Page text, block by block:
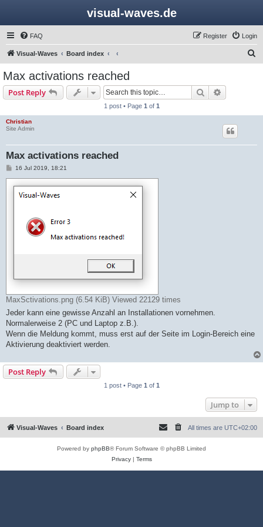
visual-waves.de
FAQ Login
Register
Visual-Waves Board index
Max activations reached
Post Reply Search
1 post • Page 1 of 1
Christian
Site Admin
Max activations reached
P
t
16 Jul 2019, 18:21
MaxSctivations.png (6.54 KiB) Viewed 22129 times
Jeder kann eine gewisse Anzahl an Installationen vornehmen.
Normalerweise 2 (PC und Laptop z.B.).
Wenn die Meldung kommt, muss erst auf der Seite im Login-Bereich eine
Aktivierung deaktiviert werden.
Post Reply
1 post • Page 1 of 1
Jump to
Visual-Waves Board index All times are UTC+02:00
Powered by phpBB® Forum Software © phpBB Limited
Privacy| Terms